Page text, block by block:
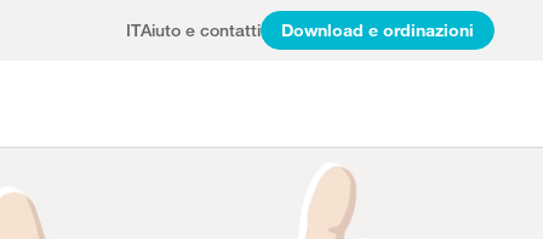
ITAiuto e contatti Download e ordinazioni